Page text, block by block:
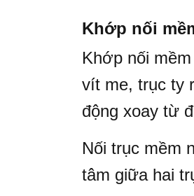
Khớp nối
Khớp nối
vít me, trục ty
động xoay từ
Nối trục mềm
tâm giữa hai